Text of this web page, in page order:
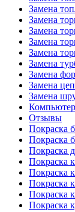
Замена
Замена
Замена
Замена
Замена
Замена
Замена
Замена
Замена
Отзывы
Покраска
Покраска
Покраска
Покраска
Покраска
Покраска
Покраска
Покраска